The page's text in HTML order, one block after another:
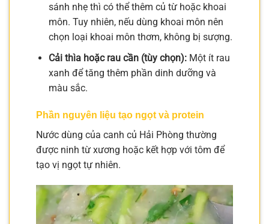
sánh nhẹ thì có thể thêm củ từ hoặc khoai
môn. Tuy nhiên, nếu dùng khoai môn nên
chọn loại khoai môn thơm, không bị sượng.
Cải thìa hoặc rau cần (tùy chọn):Một ít rau
xanh để tăng thêm phần dinh dưỡng và
màu sắc.
Phần nguyên liệu tạo ngọt và protein
Nước dùng của canh củ Hải Phòng thường
được ninh từ xương hoặc kết hợp với tôm để
tạo vị ngọt tự nhiên.